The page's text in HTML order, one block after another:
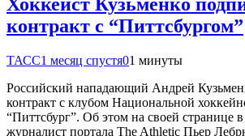
контракт с “Питтсбургом”
ТАСС1 месяц спустя01 минуты
Российский нападающий Андрей
контракт с клубом Национальной
“Питтсбург”. Об этом на своей странице
журналист портала The Athletic Пьер